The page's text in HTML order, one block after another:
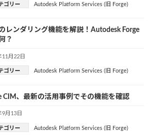
ゴリー Autodesk Platform Services (旧 Forge)
レンダリング機能を解説！Autodesk Forge
？
11月22日
ゴリー Autodesk Platform Services (旧 Forge)
CIM、最新の活用事例でその機能を確認
9月13日
ゴリー Autodesk Platform Services (旧 Forge)